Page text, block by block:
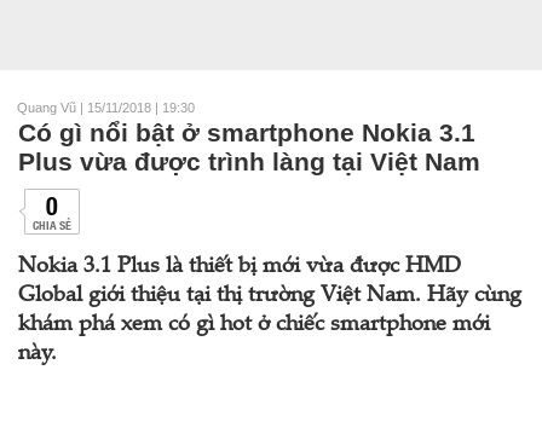
Quang Vũ | 15/11/2018 | 19:30
Có gì nổi bật ở smartphone Nokia 3.1
Plus vừa được trình làng tại Việt Nam
0
CHIA SẺ
Nokia 3.1 Plus là thiết bị mới vừa được HMD
Global giới thiệu tại thị trường Việt Nam. Hãy cùng
khám phá xem có gì hot ở chiếc smartphone mới
này.